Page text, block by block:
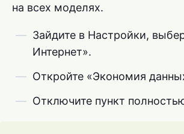
на всех моделях.
Зайдите в Настройки,
Интернет».
Откройте «Экономия
Отключите пункт